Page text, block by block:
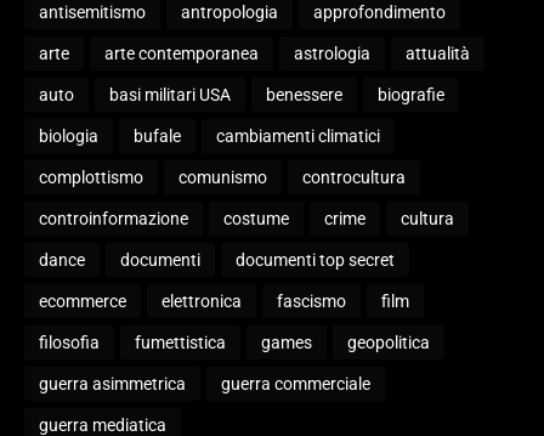
antisemitismo antropologia approfondimento
arte arte contemporanea astrologia attualità
auto basi militari USA benessere biografie
biologia bufale cambiamenti climatici
complottismo comunismo controcultura
controinformazione costume crime cultura
dance documenti documenti top secret
ecommerce elettronica fascismo film
filosofia fumettistica games geopolitica
guerra asimmetrica guerra commerciale
guerra mediatica